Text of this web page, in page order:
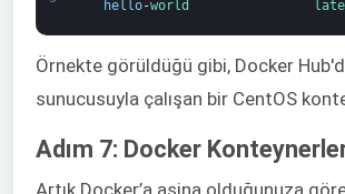
hello-world
Örnekte görüldüğü gibi, Docker
sunucusuyla çalışan bir CentOS
Adım 7: Docker
Artık Docker’a aşina olduğunuza